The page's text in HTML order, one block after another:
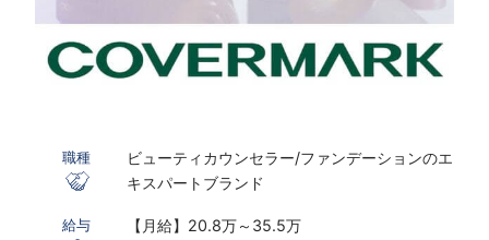
職種
ビューティカウンセラー/ファンデーションのエ
キスパートブランド
給与
【月給】20.8万～35.5万